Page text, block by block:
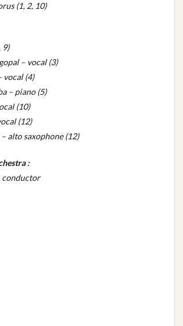
(1, 2, 10)
9)
– vocal (3)
vocal (4)
– piano (5)
(10)
(12)
alto saxophone (12)
:
conductor